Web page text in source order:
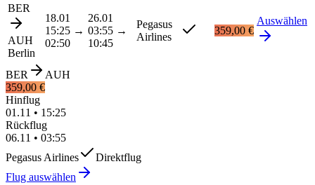
BER
AUH
Berlin
18.01
15:25 →
02:50
26.01
03:55 →
10:45
Pegasus
Airlines
359,00 €
Auswählen
BER
AUH
359,00 €
Hinflug
01.11 • 15:25
Rückflug
06.11 • 03:55
Pegasus Airlines
Direktflug
Flug auswählen